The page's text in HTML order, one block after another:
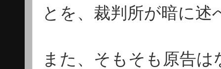
とを、裁判所が暗に
また、そもそも原告